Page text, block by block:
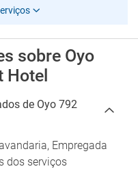
sobre Oyo
Hotel
de Oyo 792
Empregada
dos serviços